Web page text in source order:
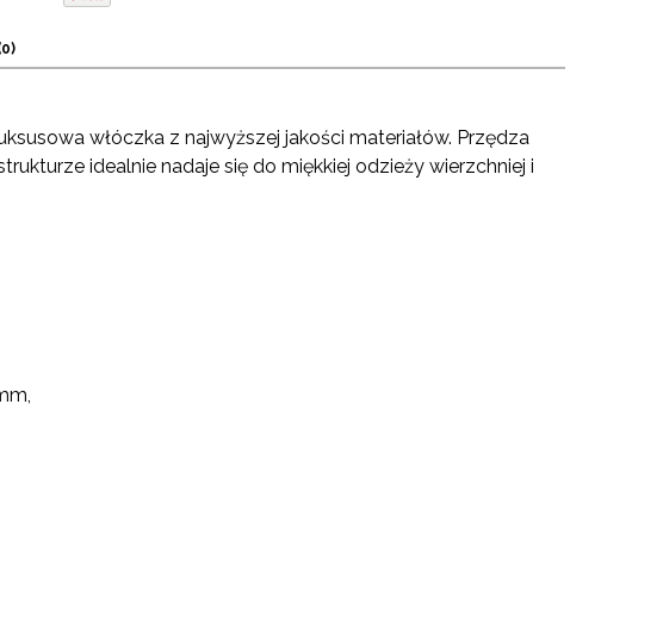
włóczka z najwyższej jakości materiałów. Przędza
idealnie nadaje się do miękkiej odzieży wierzchniej i